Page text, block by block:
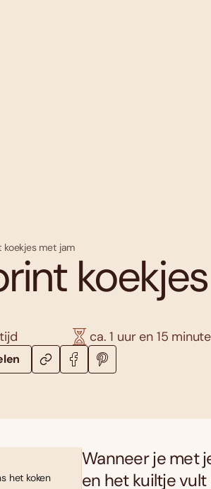
met jam
ca. 1 uur en 15
het koken
Wanneer je met
en het kuiltje